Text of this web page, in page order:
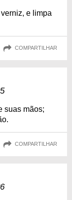
e limpa
COMPARTILHAR
suas mãos;
COMPARTILHAR